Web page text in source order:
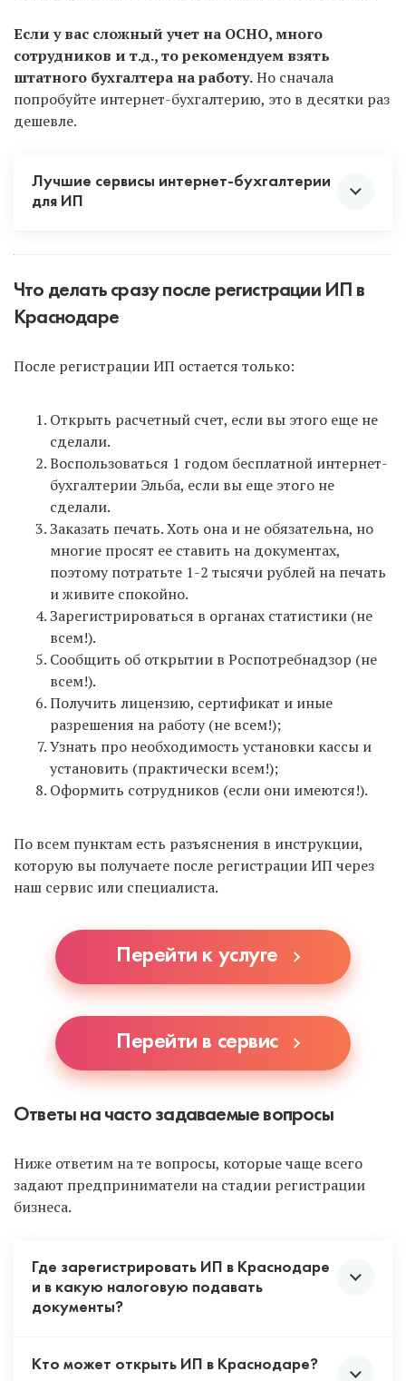
Если у вас сложный учет на ОСНО, много
сотрудников и т.д., то рекомендуем взять
штатного бухгалтера на работу.Но сначала
попробуйте интернет-бухгалтерию, это в десятки раз
дешевле.
Лучшие сервисы интернет-бухгалтерии
для ИП
дарит 1 год бесплатного обслуживания на
регистрации ИП зарегистрируйтесь в Эльбе по
ЭТОЙ ССЫЛКЕ
В инструкции после формирования документов в
нашем сервисе вам на почту также придет ссылка
для регистрации в Эльбе.
Интернет-бухгалтерия «Мое дело»
отличный вариант. Сервис не дает 1 года
бесплатно, но по отзывам предпринимателей
имеет чуть больший функционал, и можно
полноценно работать даже на ОСНО. Мы тоже
являемся пользователями «Моего дела», поэтому
смело можем рекомендовать. Можете
зарегистрироваться поЭТОЙ ССЫЛКЕ
Что делать сразу после регистрации ИП в
Краснодаре
После регистрации ИП остается только:
Открыть расчетный счет, если вы этого еще не
сделали.
Воспользоваться 1 годом бесплатной интернет-
бухгалтерии Эльба, если вы еще этого не
сделали.
Заказать печать. Хоть она и не обязательна, но
многие просят ее ставить на документах,
поэтому потратьте 1-2 тысячи рублей на печать
и живите спокойно.
Зарегистрироваться в органах статистики (не
всем!).
Сообщить об открытии в Роспотребнадзор (не
всем!).
Получить лицензию, сертификат и иные
разрешения на работу (не всем!);
Узнать про необходимость установки кассы и
установить (практически всем!);
Оформить сотрудников (если они имеются!).
По всем пунктам есть разъяснения в инструкции,
которую вы получаете после регистрации ИП через
наш сервис или специалиста.
Перейти к услуге
Перейти в сервис
Ответы на часто задаваемые вопросы
Ниже ответим на те вопросы, которые чаще всего
задают предприниматели на стадии регистрации
бизнеса.
Где зарегистрировать ИП в Краснодаре
и в какую налоговую подавать
документы?
В Краснодаре только одна налоговая, где
Кто может открыть ИП в Краснодаре?